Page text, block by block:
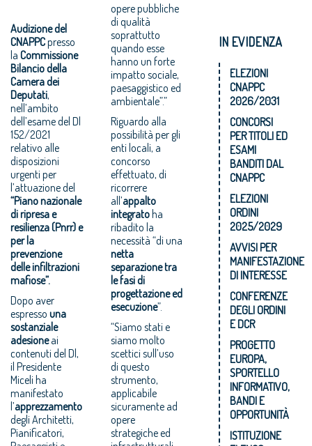
Audizione del
CNAPPCpresso
la Commissione
Bilancio della
Camera dei
Deputati,
nell’ambito
dell’esame del Dl
152/2021
relativo alle
disposizioni
urgenti per
l’attuazione del
“Piano nazionale
di ripresa e
resilienza (Pnrr) e
per la
prevenzione
delle infiltrazioni
mafiose”.
Dopo aver
espresso una
sostanziale
adesioneai
contenuti del Dl,
il Presidente
Miceli ha
manifestato
l’apprezzamento
degli Architetti,
Pianificatori,
opere pubbliche
di qualità
soprattutto
quando esse
hanno un forte
impatto sociale,
paesaggistico ed
ambientale”.”
Riguardo alla
possibilità per gli
enti locali, a
concorso
effettuato, di
ricorrere
all’appalto
integratoha
ribadito la
necessità “di una
netta
separazione tra
le fasi di
progettazione ed
esecuzione”.
“Siamo stati e
siamo molto
scettici sull’uso
di questo
strumento,
applicabile
sicuramente ad
opere
strategiche ed
IN EVIDENZA
ELEZIONI
CNAPPC
2026/2031
CONCORSI
PER TITOLI ED
ESAMI
BANDITI DAL
CNAPPC
ELEZIONI
ORDINI
2025/2029
AVVISI PER
MANIFESTAZIONE
DI INTERESSE
CONFERENZE
DEGLI ORDINI
E DCR
PROGETTO
EUROPA,
SPORTELLO
INFORMATIVO,
BANDI E
OPPORTUNITÀ
ISTITUZIONE